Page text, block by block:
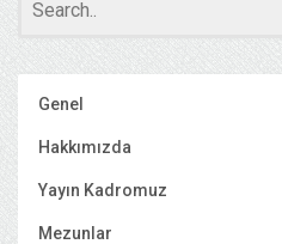
Genel
Hakkımızda
Yayın Kadromuz
Mezunlar